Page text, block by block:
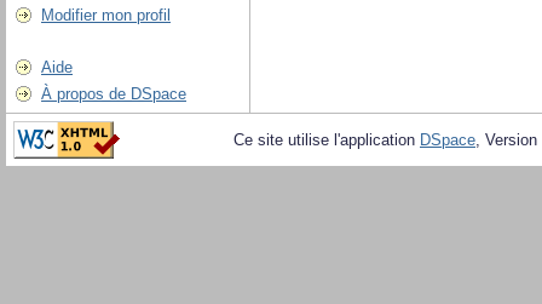
Modifier mon profil
Aide
À propos de DSpace
Ce site utilise l'application DSpace,